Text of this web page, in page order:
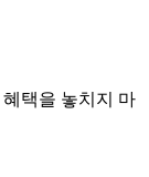
택을 놓치지 마